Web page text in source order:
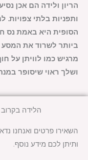
הלידה
השאירו פרטים ואנחנו
ותיתן לכם מידע נוסף.
הריון ולידה הם אכן
ותפניות בלתי
הסופית היא באמת נס
ביותר לשרוד את
מרגיש כמו לוויתן על
ושלך ראוי שיסופר